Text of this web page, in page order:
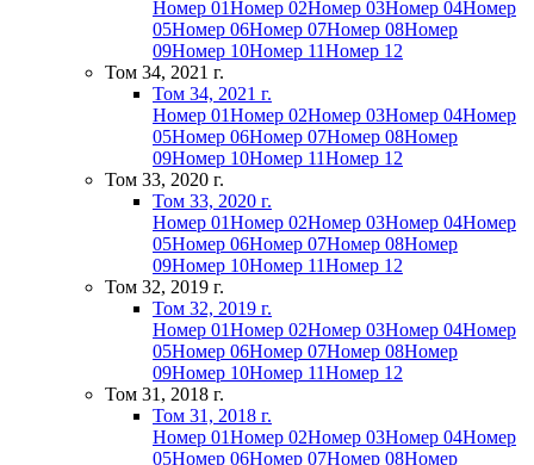
Номер 01Номер 02Номер 03Номер 04Номер
05Номер 06Номер 07Номер 08Номер
09Номер 10Номер 11Номер 12
Том 34, 2021 г.
Том 34, 2021 г.
Номер 01Номер 02Номер 03Номер 04Номер
05Номер 06Номер 07Номер 08Номер
09Номер 10Номер 11Номер 12
Том 33, 2020 г.
Том 33, 2020 г.
Номер 01Номер 02Номер 03Номер 04Номер
05Номер 06Номер 07Номер 08Номер
09Номер 10Номер 11Номер 12
Том 32, 2019 г.
Том 32, 2019 г.
Номер 01Номер 02Номер 03Номер 04Номер
05Номер 06Номер 07Номер 08Номер
09Номер 10Номер 11Номер 12
Том 31, 2018 г.
Том 31, 2018 г.
Номер 01Номер 02Номер 03Номер 04Номер
05Номер 06Номер 07Номер 08Номер